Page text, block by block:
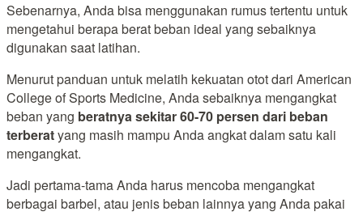
Sebenarnya, Anda bisa menggunakan rumus tertentu untuk
mengetahui berapa berat beban ideal yang sebaiknya
digunakan saat latihan.
Menurut panduan untuk melatih kekuatan otot dari American
College of Sports Medicine, Anda sebaiknya mengangkat
beban yang beratnya sekitar 60-70 persen dari beban
terberatyang masih mampu Anda angkat dalam satu kali
mengangkat.
Jadi pertama-tama Anda harus mencoba mengangkat
berbagai barbel, atau jenis beban lainnya yang Anda pakai